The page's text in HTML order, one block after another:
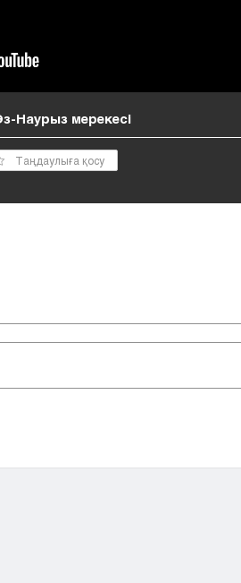
Наурыз мерекесі
Таңдаулыға қосу